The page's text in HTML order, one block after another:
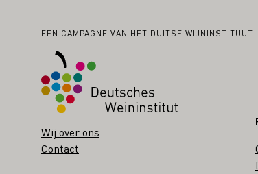
Voettekst
EEN CAMPAGNE VAN HET DUITSE WIJNINSTITUUT
Wij over ons
Contact